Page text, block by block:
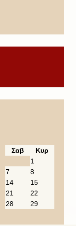
Σαβ
Κυρ
1
7
8
14
15
21
22
28
29